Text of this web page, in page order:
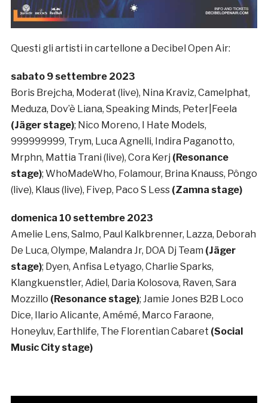
Questi gli artisti in cartellone a Decibel Open Air:
sabato 9 settembre 2023
Boris Brejcha, Moderat (live), Nina Kraviz, Camelphat,
Meduza, Dov’è Liana, Speaking Minds, Peter|Feela
(Jäger stage); Nico Moreno, I Hate Models,
999999999, Trym, Luca Agnelli, Indira Paganotto,
Mrphn, Mattia Trani (live), Cora Kerj (Resonance
stage); WhoMadeWho, Folamour, Brina Knauss, Pôngo
(live), Klaus (live), Fivep, Paco S Less (Zamna stage)
domenica 10 settembre 2023
Amelie Lens, Salmo, Paul Kalkbrenner, Lazza, Deborah
De Luca, Olympe, Malandra Jr, DOA Dj Team (Jäger
stage); Dyen, Anfisa Letyago, Charlie Sparks,
Klangkuenstler, Adiel, Daria Kolosova, Raven, Sara
Mozzillo (Resonance stage); Jamie Jones B2B Loco
Dice, Ilario Alicante, Amémé, Marco Faraone,
Honeyluv, Earthlife, The Florentian Cabaret (Social
Music City stage)